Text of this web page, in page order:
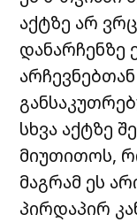
აქტზე არ
დანარჩენზე
სხვა აქტზე
მიუთითოს,
მაგრამ ეს
პირდაპირ